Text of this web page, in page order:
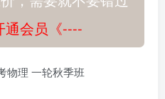
通会员《----
理 一轮秋季班